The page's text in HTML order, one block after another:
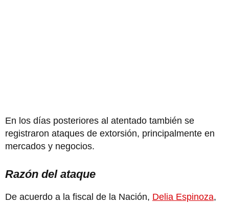
En los días posteriores al atentado también se
registraron ataques de extorsión, principalmente en
mercados y negocios.
Razón del ataque
De acuerdo a la fiscal de la Nación, Delia Espinoza,